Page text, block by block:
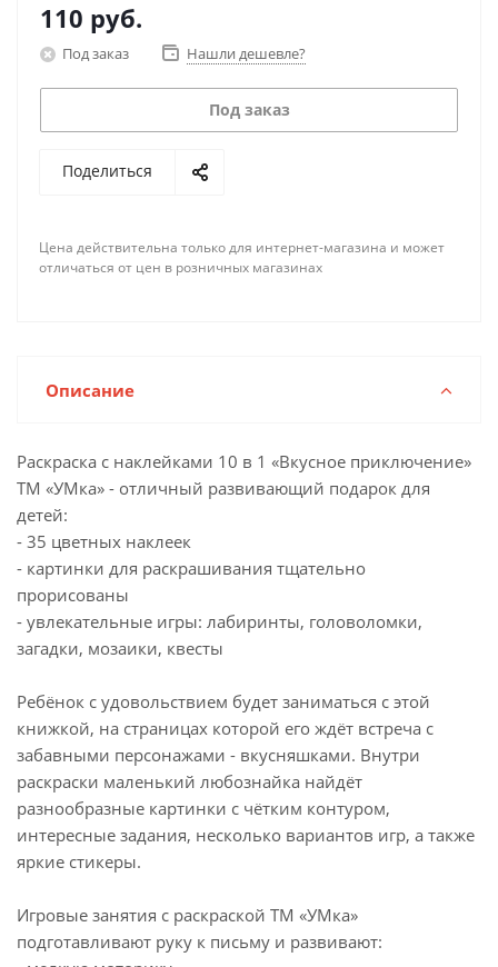
110 руб.
Под заказ Нашли дешевле?
Под заказ
Поделиться
Цена действительна только для интернет-магазина и может
отличаться от цен в розничных магазинах
Описание
Раскраска с наклейками 10 в 1 «Вкусное приключение»
ТМ «УМка» - отличный развивающий подарок для
детей:
- 35 цветных наклеек
- картинки для раскрашивания тщательно
прорисованы
- увлекательные игры: лабиринты, головоломки,
загадки, мозаики, квесты
Ребёнок с удовольствием будет заниматься с этой
книжкой, на страницах которой его ждёт встреча с
забавными персонажами - вкусняшками. Внутри
раскраски маленький любознайка найдёт
разнообразные картинки с чётким контуром,
интересные задания, несколько вариантов игр, а также
яркие стикеры.
Игровые занятия с раскраской ТМ «УМка»
подготавливают руку к письму и развивают: